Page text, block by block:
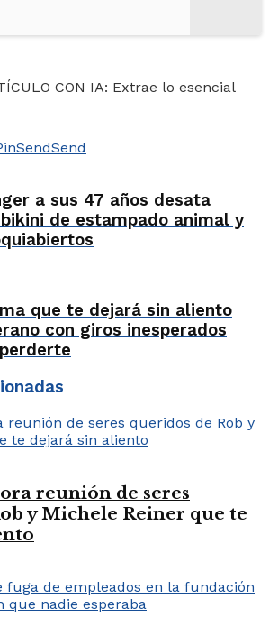
CON IA: Extrae lo esencial
SendSend
a sus 47 años desata
de estampado animal y
que te dejará sin aliento
con giros inesperados
reunión de seres
y Michele Reiner que te